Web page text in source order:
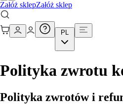
Załóż sklepZałóż sklep
PL
Polityka zwrotu
Polityka zwrotów i